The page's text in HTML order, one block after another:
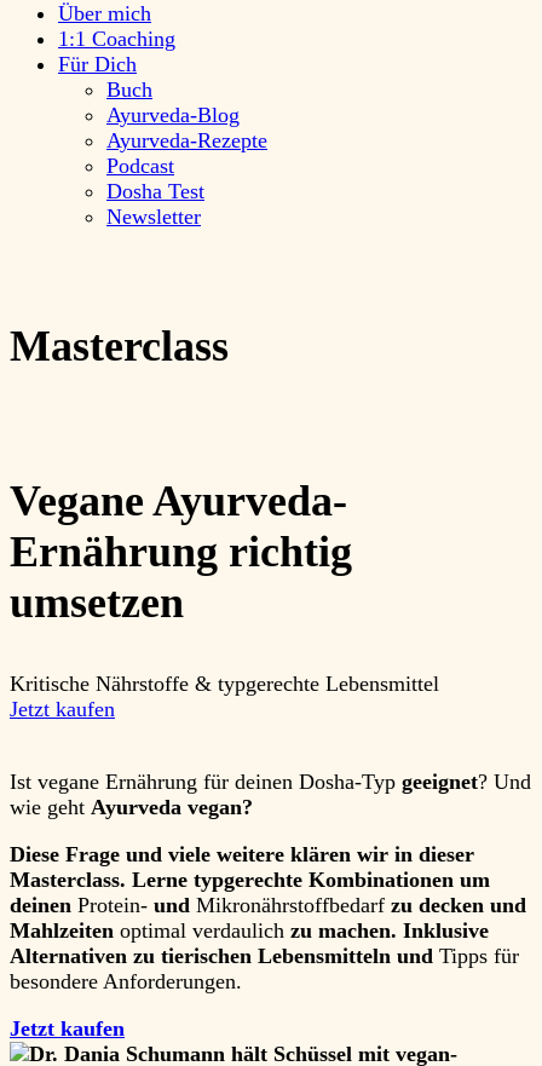
Über mich
1:1 Coaching
Für Dich
Buch
Ayurveda-Blog
Ayurveda-Rezepte
Podcast
Dosha Test
Newsletter
Masterclass
Vegane Ayurveda-
Ernährung richtig
umsetzen
Kritische Nährstoffe & typgerechte Lebensmittel
Jetzt kaufen
Ist vegane Ernährung für deinen Dosha-Typ geeignet? Und
wie geht Ayurveda vegan?
Diese Frage und viele weitere klären wir in dieser
Masterclass. Lerne typgerechte Kombinationen um
deinen Protein- und Mikronährstoffbedarf zu decken und
Mahlzeiten optimal verdaulich zu machen. Inklusive
Alternativen zu tierischen Lebensmitteln und Tipps für
besondere Anforderungen.
Jetzt kaufen